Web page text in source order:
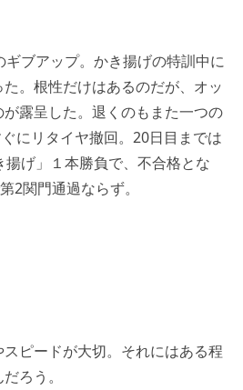
ブアップ。かき揚げの特訓中に
。根性だけはあるのだが、オッ
露呈した。退くのもまた一つの
にリタイヤ撤回。20日目までは
げ」１本勝負で、不合格とな
2関門通過ならず。
ピードが大切。それにはある程
ろう。